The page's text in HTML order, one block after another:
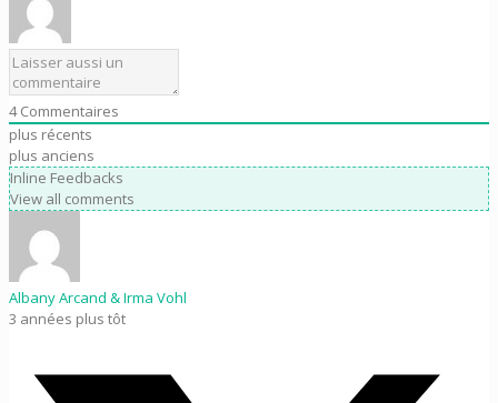
4Commentaires
plus récents
plus anciens
Inline Feedbacks
View all comments
Albany Arcand & Irma Vohl
3 années plus tôt